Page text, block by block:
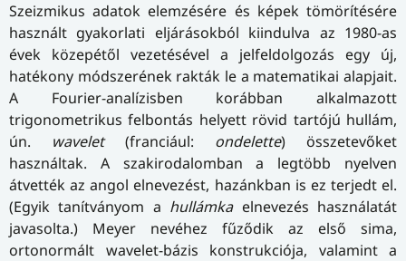
Szeizmikus adatok elemzésére és képek tömörítésére
használt gyakorlati eljárásokból kiindulva az 1980-as
évek közepétől vezetésével a jelfeldolgozás egy új,
hatékony módszerének rakták le a matematikai alapjait.
A Fourier-analízisben korábban alkalmazott
trigonometrikus felbontás helyett rövid tartójú hullám,
ún. wavelet(franciául: ondelette) összetevőket
használtak. A szakirodalomban a legtöbb nyelven
átvették az angol elnevezést, hazánkban is ez terjedt el.
(Egyik tanítványom a hullámkaelnevezés használatát
javasolta.) Meyer nevéhez fűződik az első sima,
ortonormált wavelet-bázis konstrukciója, valamint a